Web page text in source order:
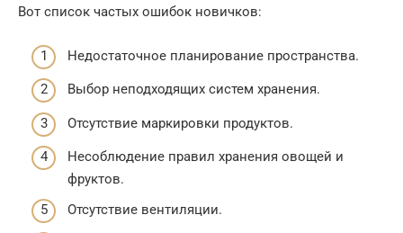
Вот список частых ошибок новичков:
Недостаточное планирование пространства.
Выбор неподходящих систем хранения.
Отсутствие маркировки продуктов.
Несоблюдение правил хранения овощей и
фруктов.
Отсутствие вентиляции.